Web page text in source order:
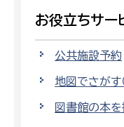
お役立ちサー
公共施設予約
地図でさがす
図書館の本を